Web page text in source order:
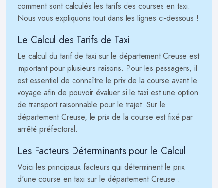
comment sont calculés les tarifs des courses en taxi.
Nous vous expliquons tout dans les lignes ci-dessous !
Le Calcul des Tarifs de Taxi
Le calcul du tarif de taxi sur le département Creuse est
important pour plusieurs raisons. Pour les passagers, il
est essentiel de connaître le prix de la course avant le
voyage afin de pouvoir évaluer si le taxi est une option
de transport raisonnable pour le trajet. Sur le
département Creuse, le prix de la course est fixé par
arrêté préfectoral.
Les Facteurs Déterminants pour le Calcul
Voici les principaux facteurs qui déterminent le prix
d'une course en taxi sur le département Creuse :